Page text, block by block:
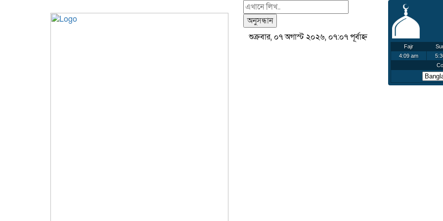
অনুসন্ধান
শুক্রবার, ০৭ অগাস্ট ২০২৬, ০৭:০৭ পূর্বাহ্ন